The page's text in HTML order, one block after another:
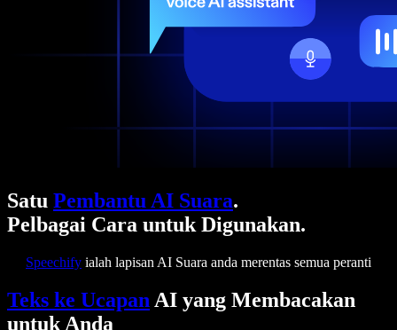
Satu Pembantu AI Suara.
Pelbagai Cara untuk Digunakan.
Speechify ialah lapisan AI Suara anda merentas semua peranti
Teks ke Ucapan AI yang Membacakan
untuk Anda